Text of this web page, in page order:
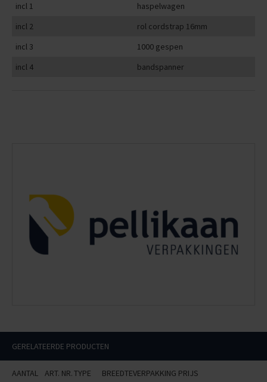
incl 1
haspelwagen
incl 2
rol cordstrap 16mm
incl 3
1000 gespen
incl 4
bandspanner
GERELATEERDE PRODUCTEN
AANTAL ART. NR.TYPE BREEDTEVERPAKKING PRIJS